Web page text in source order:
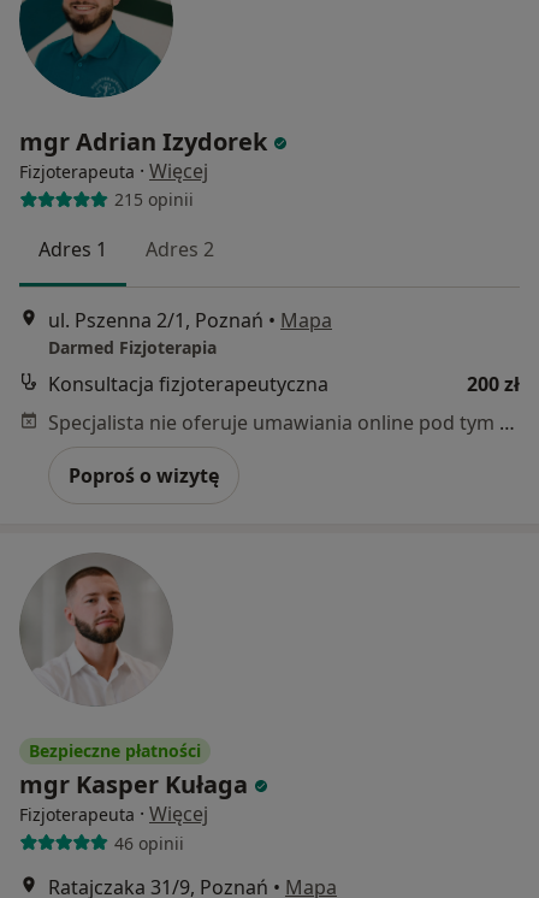
mgr Adrian Izydorek
Fizjoterapeuta · Więcej
215 opinii
Adres 1 Adres 2
ul. Pszenna 2/1, Poznań • Mapa
Darmed Fizjoterapia
Konsultacja fizjoterapeutyczna
200 zł
Specjalista nie oferuje umawiania online pod tym adresem.
Poproś o wizytę
Bezpieczne płatności
mgr Kasper Kułaga
Fizjoterapeuta · Więcej
46 opinii
Ratajczaka 31/9, Poznań • Mapa